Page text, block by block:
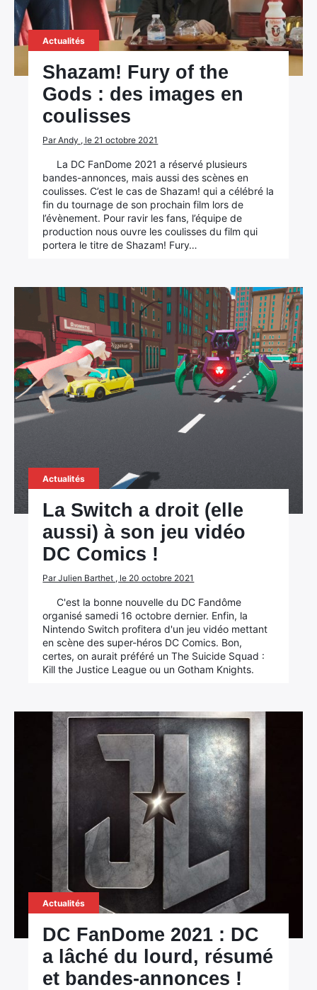
Actualités
Shazam! Fury of the
Gods : des images en
coulisses
Par Andy , le 21 octobre 2021
La DC FanDome 2021 a réservé plusieurs
bandes-annonces, mais aussi des scènes en
coulisses. C’est le cas de Shazam! qui a célébré la
fin du tournage de son prochain film lors de
l’évènement. Pour ravir les fans, l’équipe de
production nous ouvre les coulisses du film qui
portera le titre de Shazam! Fury…
Actualités
La Switch a droit (elle
aussi) à son jeu vidéo
DC Comics !
Par Julien Barthet , le 20 octobre 2021
C'est la bonne nouvelle du DC Fandôme
organisé samedi 16 octobre dernier. Enfin, la
Nintendo Switch profitera d'un jeu vidéo mettant
en scène des super-héros DC Comics. Bon,
certes, on aurait préféré un The Suicide Squad :
Kill the Justice League ou un Gotham Knights.
Actualités
DC FanDome 2021 : DC
a lâché du lourd, résumé
et bandes-annonces !
Rechercher
: